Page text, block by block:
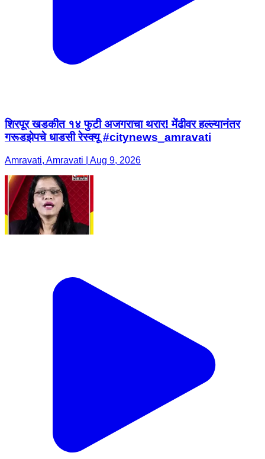
शिरपूर खडकीत १४ फुटी अजगराचा थरार! मेंढीवर हल्ल्यानंतर
गरूडझेपचे धाडसी रेस्क्यू #citynews_amravati
Amravati, Amravati | Aug 9, 2026